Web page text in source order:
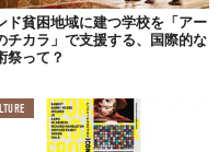
ド貧困地域に建つ学校を「アー
チカラ」で支援する、国際的な
祭って？